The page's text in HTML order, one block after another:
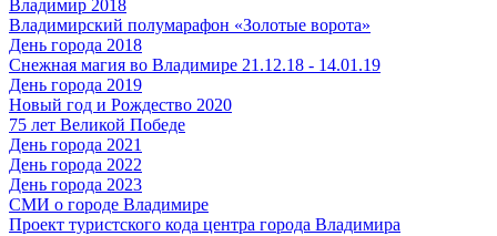
Владимир 2018
Владимирский полумарафон «Золотые ворота»
День города 2018
Снежная магия во Владимире 21.12.18 - 14.01.19
День города 2019
Новый год и Рождество 2020
75 лет Великой Победе
День города 2021
День города 2022
День города 2023
СМИ о городе Владимире
Проект туристского кода центра города Владимира